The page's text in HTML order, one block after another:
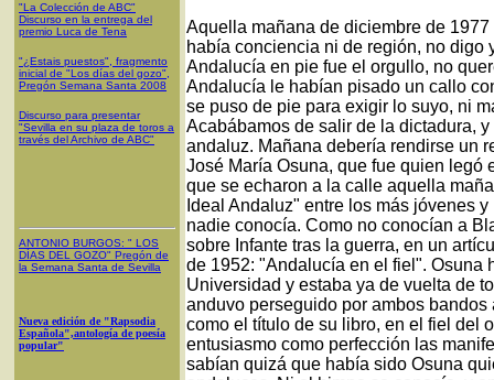
"La Colección de ABC"
Discurso en la entrega del
premio Luca de Tena
"¿Estais puestos", fragmento
inicial de "Los días del gozo",
Pregón Semana Santa 2008
Discurso para presentar
"Sevilla en su plaza de toros a
través del Archivo de ABC"
ANTONIO BURGOS: " LOS
DÍAS DEL GOZO" Pregón de
la Semana Santa de Sevilla
Nueva edición de "Rapsodia
Española",antología de poesía
popular"
Aquella mañana de diciembre de
había conciencia ni de región, no digo
Andalucía en pie fue el orgullo, no
Andalucía le habían pisado un callo
se puso de pie para exigir lo suyo, ni
Acabábamos de salir de la dictadura,
andaluz. Mañana debería rendirse un
José María Osuna, que fue quien legó
que se echaron a la calle aquella
Ideal Andaluz" entre los más jóvenes
nadie conocía. Como no conocían a
sobre Infante tras la guerra, en un
de 1952: "Andalucía en el fiel". Osuna
Universidad y estaba ya de vuelta de
anduvo perseguido por ambos
como el título de su libro, en el fiel del
entusiasmo como perfección las
sabían quizá que había sido Osuna